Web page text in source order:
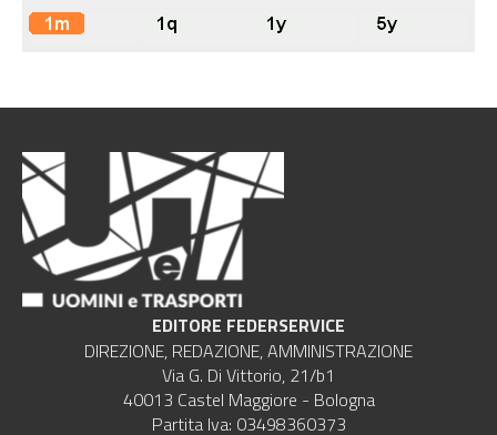
EDITORE FEDERSERVICE
DIREZIONE, REDAZIONE, AMMINISTRAZIONE
Via G. Di Vittorio, 21/b1
40013 Castel Maggiore - Bologna
Partita Iva: 03498360373